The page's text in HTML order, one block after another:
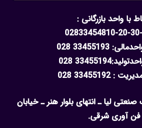
با واحد بازرگانی :
02833454810-20-
33455193 028
028
: 33455192 028
لیا ـ انتهای بلوار هنر ـ خیابان
فن آوری شرقی.